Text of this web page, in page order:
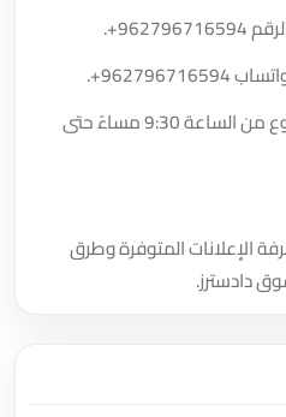
+962796716594
.
+962796716594
.
أوقات العمل: جميع أيام الأسبوع من الساعة 9:30 مساءً حتى
الإعلانات المتوفرة وطرق
دادسترز.